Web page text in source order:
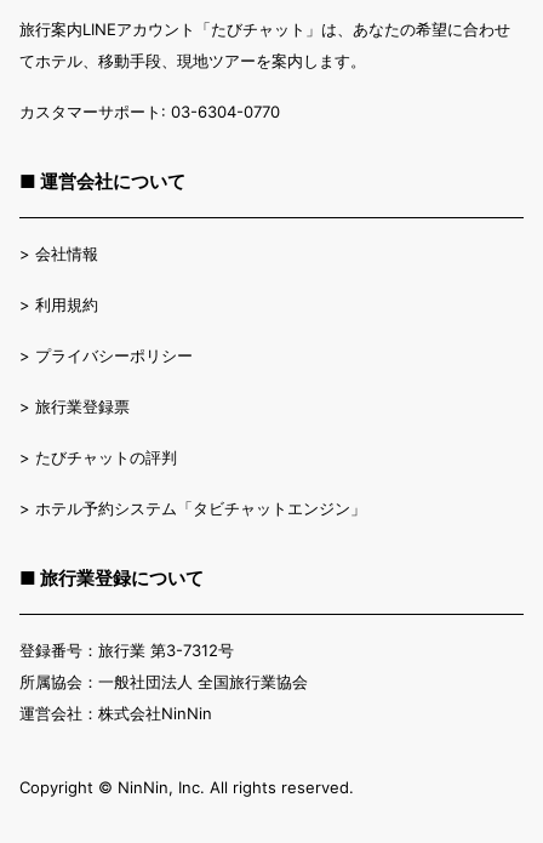
旅行案内LINEアカウント「たびチャット」は、あなたの希望に合わせ
てホテル、移動手段、現地ツアーを案内します。
カスタマーサポート: 03-6304-0770
■ 運営会社について
> 会社情報
> 利用規約
> プライバシーポリシー
> 旅行業登録票
> たびチャットの評判
> ホテル予約システム「タビチャットエンジン」
■ 旅行業登録について
登録番号：旅行業 第3-7312号
所属協会：一般社団法人 全国旅行業協会
運営会社：株式会社NinNin
Copyright ©︎ NinNin, Inc. All rights reserved.